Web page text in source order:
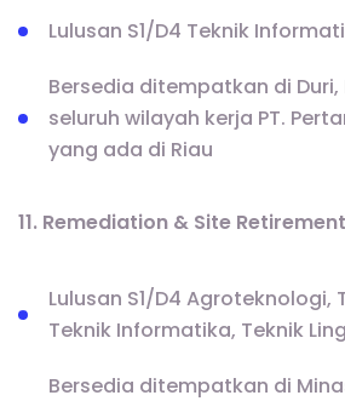
Lulusan S1/D4 Teknik
Bersedia ditempatkan di Duri,
seluruh wilayah kerja PT.
yang ada di Riau
11. Remediation & Site Retirement
Lulusan S1/D4 Agroteknologi,
Teknik Informatika, Teknik
Bersedia ditempatkan di